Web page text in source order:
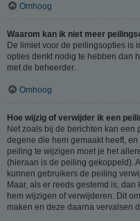
Omhoog
Waarom kan ik niet meer
De limiet voor de peilingsopties is
opties denkt nodig te hebben dan
met de beheerder.
Omhoog
Hoe wijzig of verwijder ik een
Net zoals bij de berichten kan
degene die hem gemaakt heeft,
peiling te wijzigen moet je het
(hieraan is de peiling gekoppeld).
kunnen gebruikers de peiling
Maar, als er reeds gestemd is,
hem wijzigen of verwijderen. Dit
maken en deze daarna vervalsen